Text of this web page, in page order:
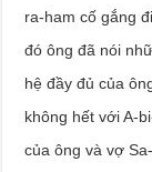
ra-ham cố gắng
đó ông đã nói
hệ đầy đủ của
không hết với A-
của ông và vợ